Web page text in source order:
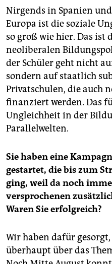
Nirgends in Spanien
Europa ist die soziale
so groß wie hier. Das ist
neoliberalen
der Schüler geht nicht
sondern auf staatlich
Privatschulen, die auch
finanziert werden. Das
Ungleichheit in der
Parallelwelten.
Sie haben eine
gestartet, die bis zum
ging, weil da noch
versprochenen
Waren Sie erfolgreich?
Wir haben dafür
überhaupt über das